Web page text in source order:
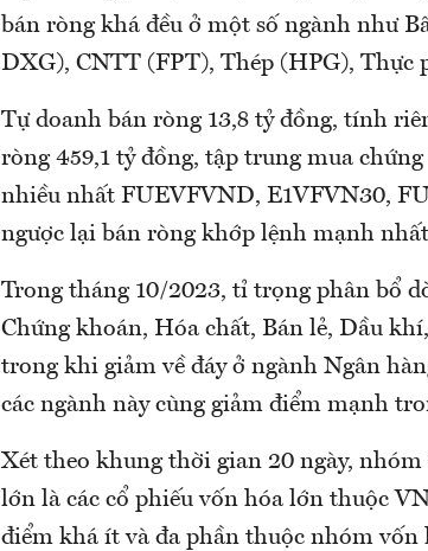
bán ròng khá đều ở một số ngành như
DXG), CNTT (FPT), Thép (HPG), Thực
Tự doanh bán ròng 13,8 tỷ đồng, tính
ròng 459,1 tỷ đồng, tập trung mua
nhiều nhất FUEVFVND, E1VFVN30,
ngược lại bán ròng khớp lệnh mạnh
Trong tháng 10/2023, tỉ trọng phân bổ
Chứng khoán, Hóa chất, Bán lẻ, Dầu
trong khi giảm về đáy ở ngành Ngân
các ngành này cùng giảm điểm mạnh
Xét theo khung thời gian 20 ngày,
lớn là các cổ phiếu vốn hóa lớn thuộc
điểm khá ít và đa phần thuộc nhóm vốn